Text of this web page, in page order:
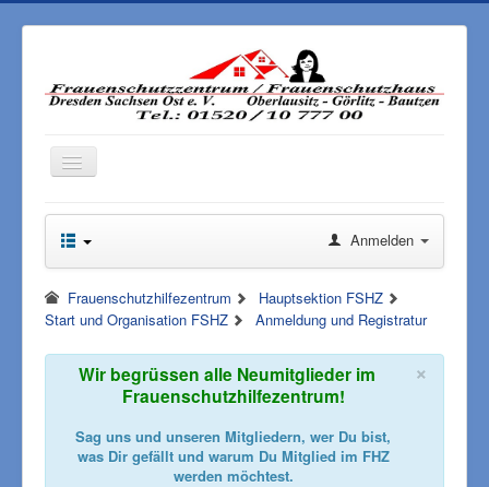
Toggle
Navigation
Anmelden
Frauenschutzhilfezentrum
Hauptsektion FSHZ
Start und Organisation FSHZ
Anmeldung und Registratur
×
Wir begrüssen alle Neumitglieder im
Frauenschutzhilfezentrum!
Sag uns und unseren Mitgliedern, wer Du bist,
was Dir gefällt und warum Du Mitglied im FHZ
werden möchtest.